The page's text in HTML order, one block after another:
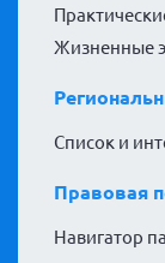
Жизненные
Список и
Правовая
Навигатор